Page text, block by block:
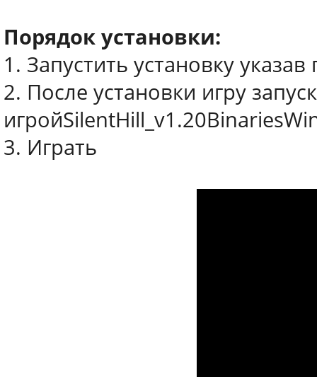
Порядок установки:
1. Запустить установку
2. После установки игру
3. Играть